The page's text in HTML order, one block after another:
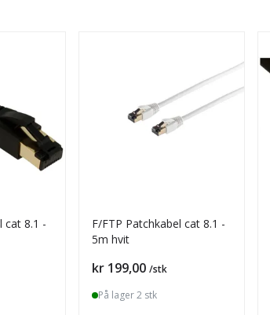
cat 8.1 -
F/FTP Patchkabel cat 8.1 -
5m hvit
Pris
kr 199,00 /stk
På lager 2 stk